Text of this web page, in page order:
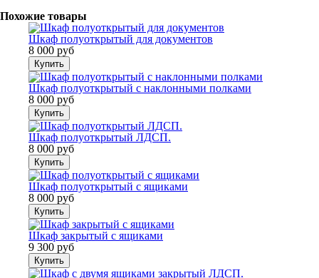
Похожие товары
Шкаф полуоткрытый для документов
8 000 руб
Купить
Шкаф полуоткрытый с наклонными полками
8 000 руб
Купить
Шкаф полуоткрытый ЛДСП.
8 000 руб
Купить
Шкаф полуоткрытый с ящиками
8 000 руб
Купить
Шкаф закрытый с ящиками
9 300 руб
Купить